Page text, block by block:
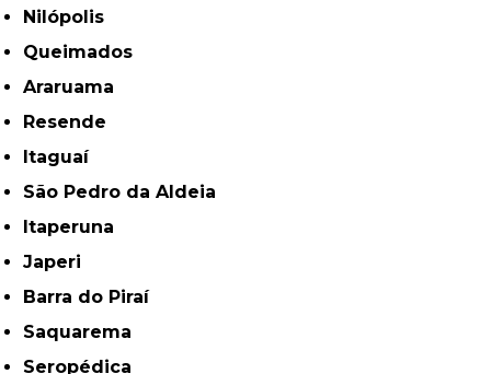
Nilópolis
Queimados
Araruama
Resende
Itaguaí
São Pedro da Aldeia
Itaperuna
Japeri
Barra do Piraí
Saquarema
Seropédica